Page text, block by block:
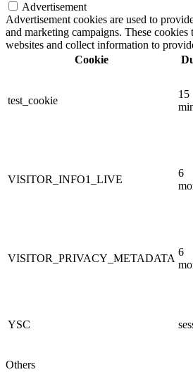
Advertisement
Advertisement cookies are used to
and marketing campaigns. These cookies
websites and collect information to
Cookie
test_cookie
15
VISITOR_INFO1_LIVE
6
VISITOR_PRIVACY_METADATA
6
YSC
Others